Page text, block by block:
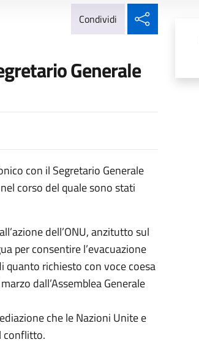
Condividi
Generale
con il Segretario Generale
corso del quale sono stati
dell’ONU, anzitutto sul
per consentire l’evacuazione
quanto richiesto con voce coesa
dall’Assemblea Generale
che le Nazioni Unite e
conflitto.